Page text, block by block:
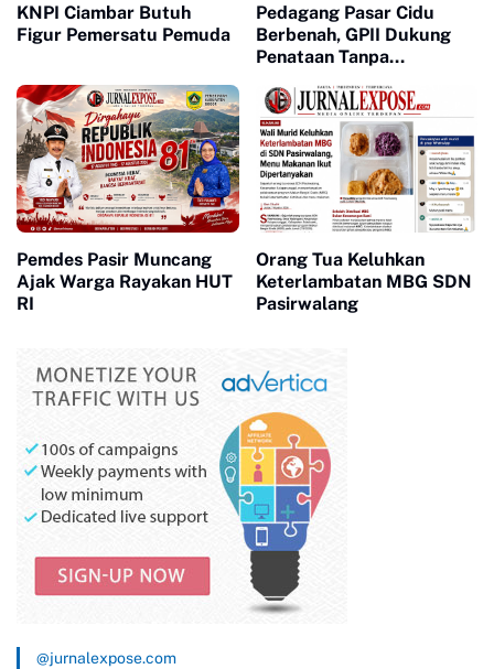
KNPI Ciambar Butuh
Figur Pemersatu Pemuda
Pedagang Pasar Cidu
Berbenah, GPII Dukung
Penataan Tanpa
Pemdes Pasir Muncang
Ajak Warga Rayakan HUT
RI
Orang Tua Keluhkan
Keterlambatan MBG SDN
Pasirwalang
@jurnalexpose.com